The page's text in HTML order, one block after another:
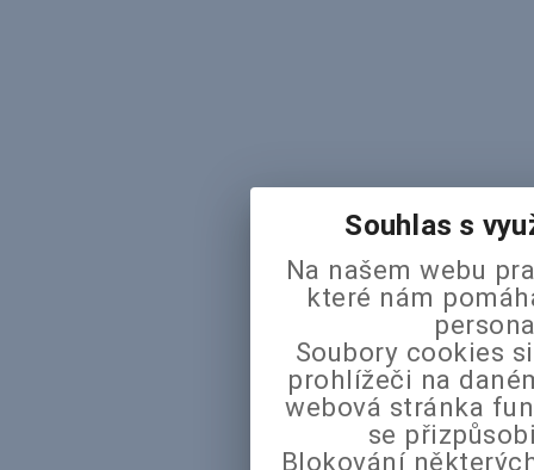
Souhlas s
Na našem webu
které nám
Soubory cookies
prohlížeči na
webová stránka
se
Blokování